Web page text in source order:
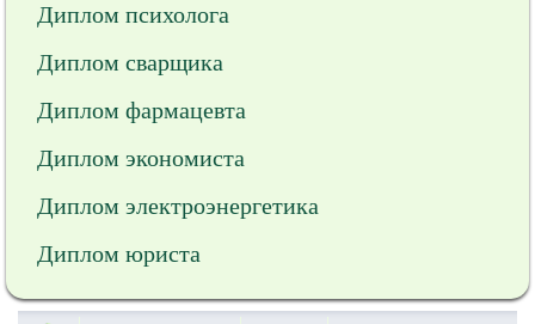
Диплом психолога
Диплом сварщика
Диплом фармацевта
Диплом экономиста
Диплом электроэнергетика
Диплом юриста